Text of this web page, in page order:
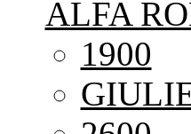
ALFA
1900